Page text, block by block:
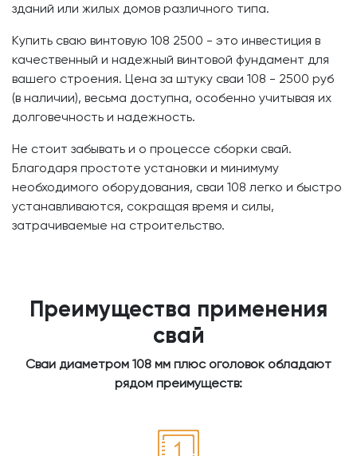
зданий или жилых домов различного типа.
Купить сваю винтовую 108 2500 - это инвестиция в
качественный и надежный винтовой фундамент для
вашего строения. Цена за штуку сваи 108 - 2500 руб
(в наличии), весьма доступна, особенно учитывая их
долговечность и надежность.
Не стоит забывать и о процессе сборки свай.
Благодаря простоте установки и минимуму
необходимого оборудования, сваи 108 легко и быстро
устанавливаются, сокращая время и силы,
затрачиваемые на строительство.
Преимущества применения
свай
Сваи диаметром 108 мм плюс оголовок обладают
рядом преимуществ: